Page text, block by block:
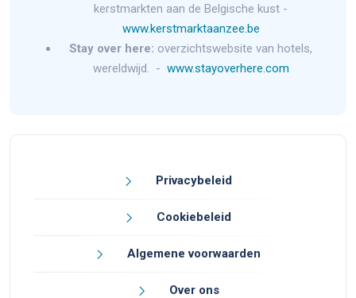
kerstmarkten aan de Belgische kust -
www.kerstmarktaanzee.be
Stay over here: overzichtswebsite van hotels,
wereldwijd. - www.stayoverhere.com
Privacybeleid
Cookiebeleid
Algemene voorwaarden
Over ons